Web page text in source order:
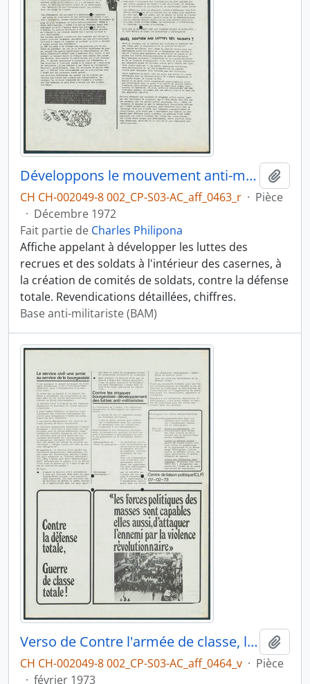
Développons le mouvement anti-militariste révolutionnaire
CH CH-002049-8 002_CP-S03-AC_aff_0463_r · Pièce
· Décembre 1972
Fait partie de Charles Philipona
Affiche appelant à développer les luttes des
recrues et des soldats à l'intérieur des casernes, à
la création de comités de soldats, contre la défense
totale. Revendications détaillées, chiffres.
Base anti-militariste (BAM)
Verso de Contre l'armée de classe, la lutte continue
CH CH-002049-8 002_CP-S03-AC_aff_0464_v · Pièce
· février 1973